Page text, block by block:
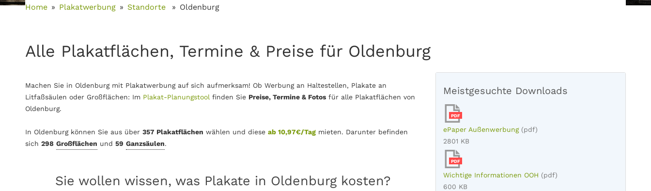
Home Plakatwerbung Standorte Oldenburg
Alle Plakatflächen, Termine & Preise für Oldenburg
Machen Sie in Oldenburg mit Plakatwerbung auf sich aufmerksam! Ob Werbung an Haltestellen, Plakate an
Litfaßsäulen oder Großflächen: Im Plakat-Planungstool finden Sie Preise, Termine & Fotos für alle Plakatflächen von
Oldenburg.
In Oldenburg können Sie aus über 357 Plakatflächen wählen und diese ab 10,97€/Tag mieten. Darunter befinden
sich 298 Großflächen und 59 Ganzsäulen.
Sie wollen wissen, was Plakate in Oldenburg kosten?
Meistgesuchte Downloads
PDF
ePaper Außenwerbung (pdf)
2801 KB
PDF
Wichtige Informationen OOH (pdf)
600 KB